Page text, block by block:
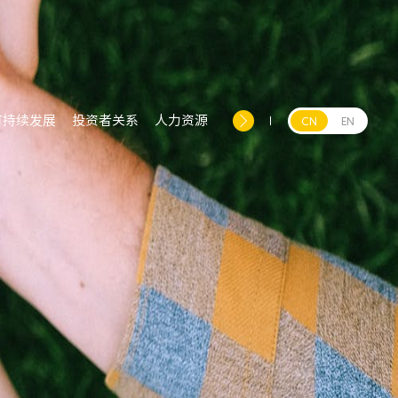
持续发展 投资者关系 人力资源 CN EN